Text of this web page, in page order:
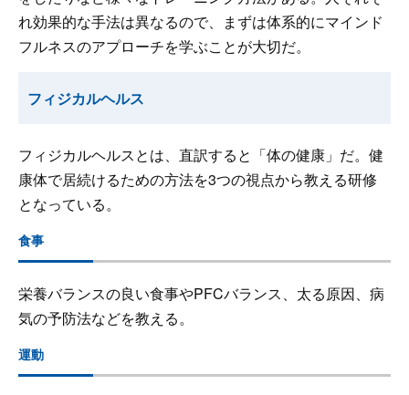
れ効果的な手法は異なるので、まずは体系的にマインド
フルネスのアプローチを学ぶことが大切だ。
フィジカルヘルス
フィジカルヘルスとは、直訳すると「体の健康」だ。健
康体で居続けるための方法を3つの視点から教える研修
となっている。
食事
栄養バランスの良い食事やPFCバランス、太る原因、病
気の予防法などを教える。
運動